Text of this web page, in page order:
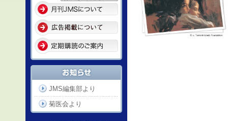
JMS編集部より
菊医会より